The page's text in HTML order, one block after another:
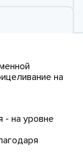
на
- на уровне